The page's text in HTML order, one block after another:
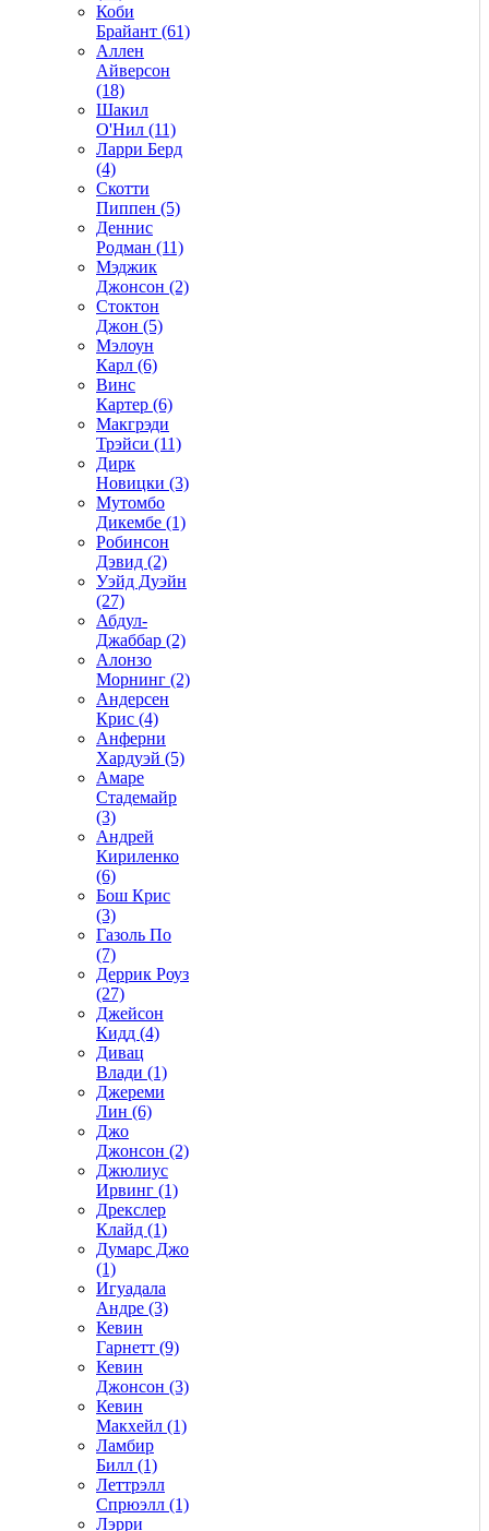
Коби
Брайант (61)
Аллен
Айверсон
(18)
Шакил
О'Нил (11)
Ларри Берд
(4)
Скотти
Пиппен (5)
Деннис
Родман (11)
Мэджик
Джонсон (2)
Стоктон
Джон (5)
Мэлоун
Карл (6)
Винс
Картер (6)
Макгрэди
Трэйси (11)
Дирк
Новицки (3)
Мутомбо
Дикембе (1)
Робинсон
Дэвид (2)
Уэйд Дуэйн
(27)
Абдул-
Джаббар (2)
Алонзо
Морнинг (2)
Андерсен
Крис (4)
Анферни
Xардуэй (5)
Амаре
Стадемайр
(3)
Андрей
Кириленко
(6)
Бош Крис
(3)
Газоль По
(7)
Деррик Роуз
(27)
Джейсон
Кидд (4)
Дивац
Влади (1)
Джереми
Лин (6)
Джо
Джонсон (2)
Джюлиус
Ирвинг (1)
Дрекслер
Клайд (1)
Думарс Джо
(1)
Игуадала
Андре (3)
Кевин
Гарнетт (9)
Кевин
Джонсон (3)
Кевин
Макхейл (1)
Ламбир
Билл (1)
Леттрэлл
Спрюэлл (1)
Лэрри